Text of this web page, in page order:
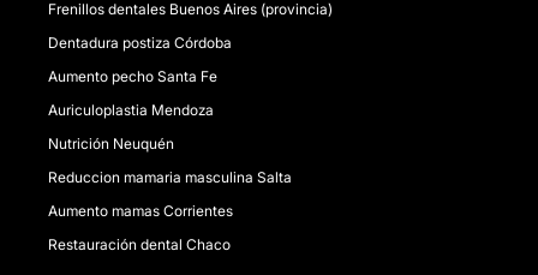
Frenillos dentales Buenos Aires (provincia)
Dentadura postiza Córdoba
Aumento pecho Santa Fe
Auriculoplastia Mendoza
Nutrición Neuquén
Reduccion mamaria masculina Salta
Aumento mamas Corrientes
Restauración dental Chaco